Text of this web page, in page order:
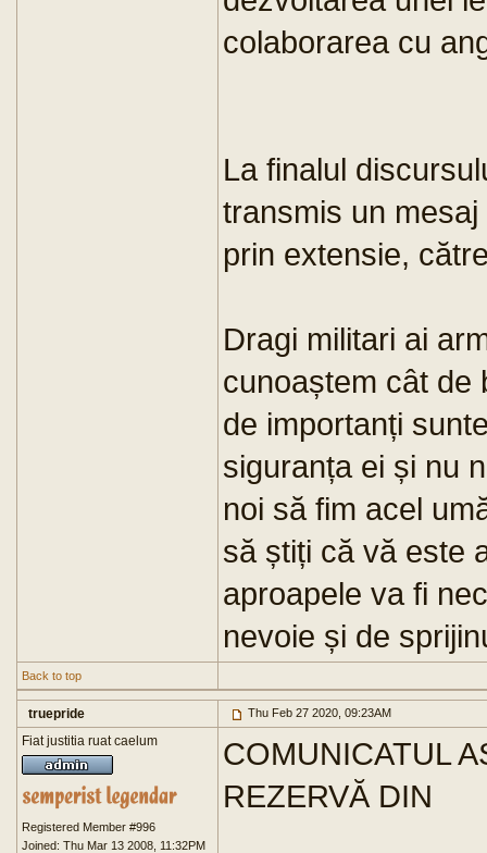
colaborarea cu
La finalul
transmis un
prin extensie,
Dragi militari ai
cunoaștem cât de
de importanți
siguranța ei și nu
noi să fim acel
să știți că vă este
aproapele va fi
nevoie și de
Back to top
truepride Thu Feb 27 2020, 09:23AM
Fiat justitia ruat caelum
Registered Member #996
Joined: Thu Mar 13 2008, 11:32PM
COMUNICATUL
REZERVĂ DIN